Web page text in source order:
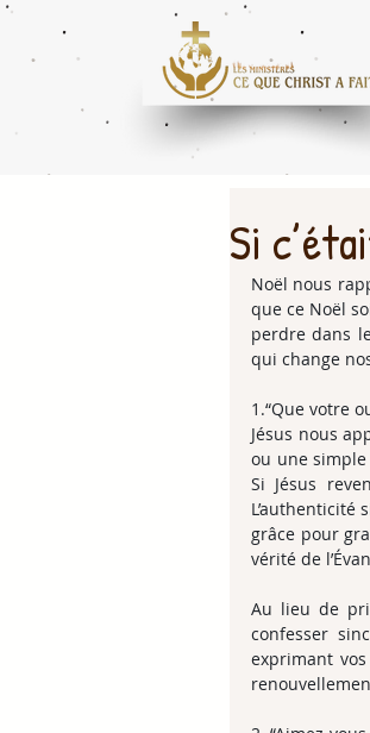
Si
Noël nous
que ce Noël
perdre dans
qui change
1.“Que votre
Jésus nous
ou une
Si Jésus
L’authenticité
grâce pour
vérité de
Au lieu de
confesser
exprimant